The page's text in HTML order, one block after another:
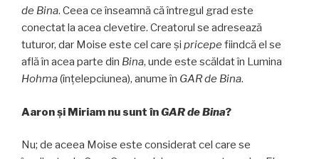
de Bina. Ceea ce înseamnă că întregul grad este
conectat la acea clevetire. Creatorul se adresează
tuturor, dar Moise este cel care şi pricepe fiindcă el se
află în acea parte din Bina, unde este scăldat în Lumina
Hohma(înțelepciunea), anume în GAR de Bina.
Aaron și Miriam nu sunt înGARdeBina?
Nu; de aceea Moise este considerat cel care se